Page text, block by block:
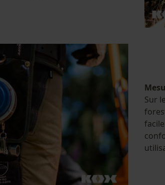
Sur
Loop54 Personalization
Page d'accueil
Panier sauvegardé
Salutation personnelle
Géo-IP et détection des
Vidéos YouTube
Google Maps
Prise de contact par chat